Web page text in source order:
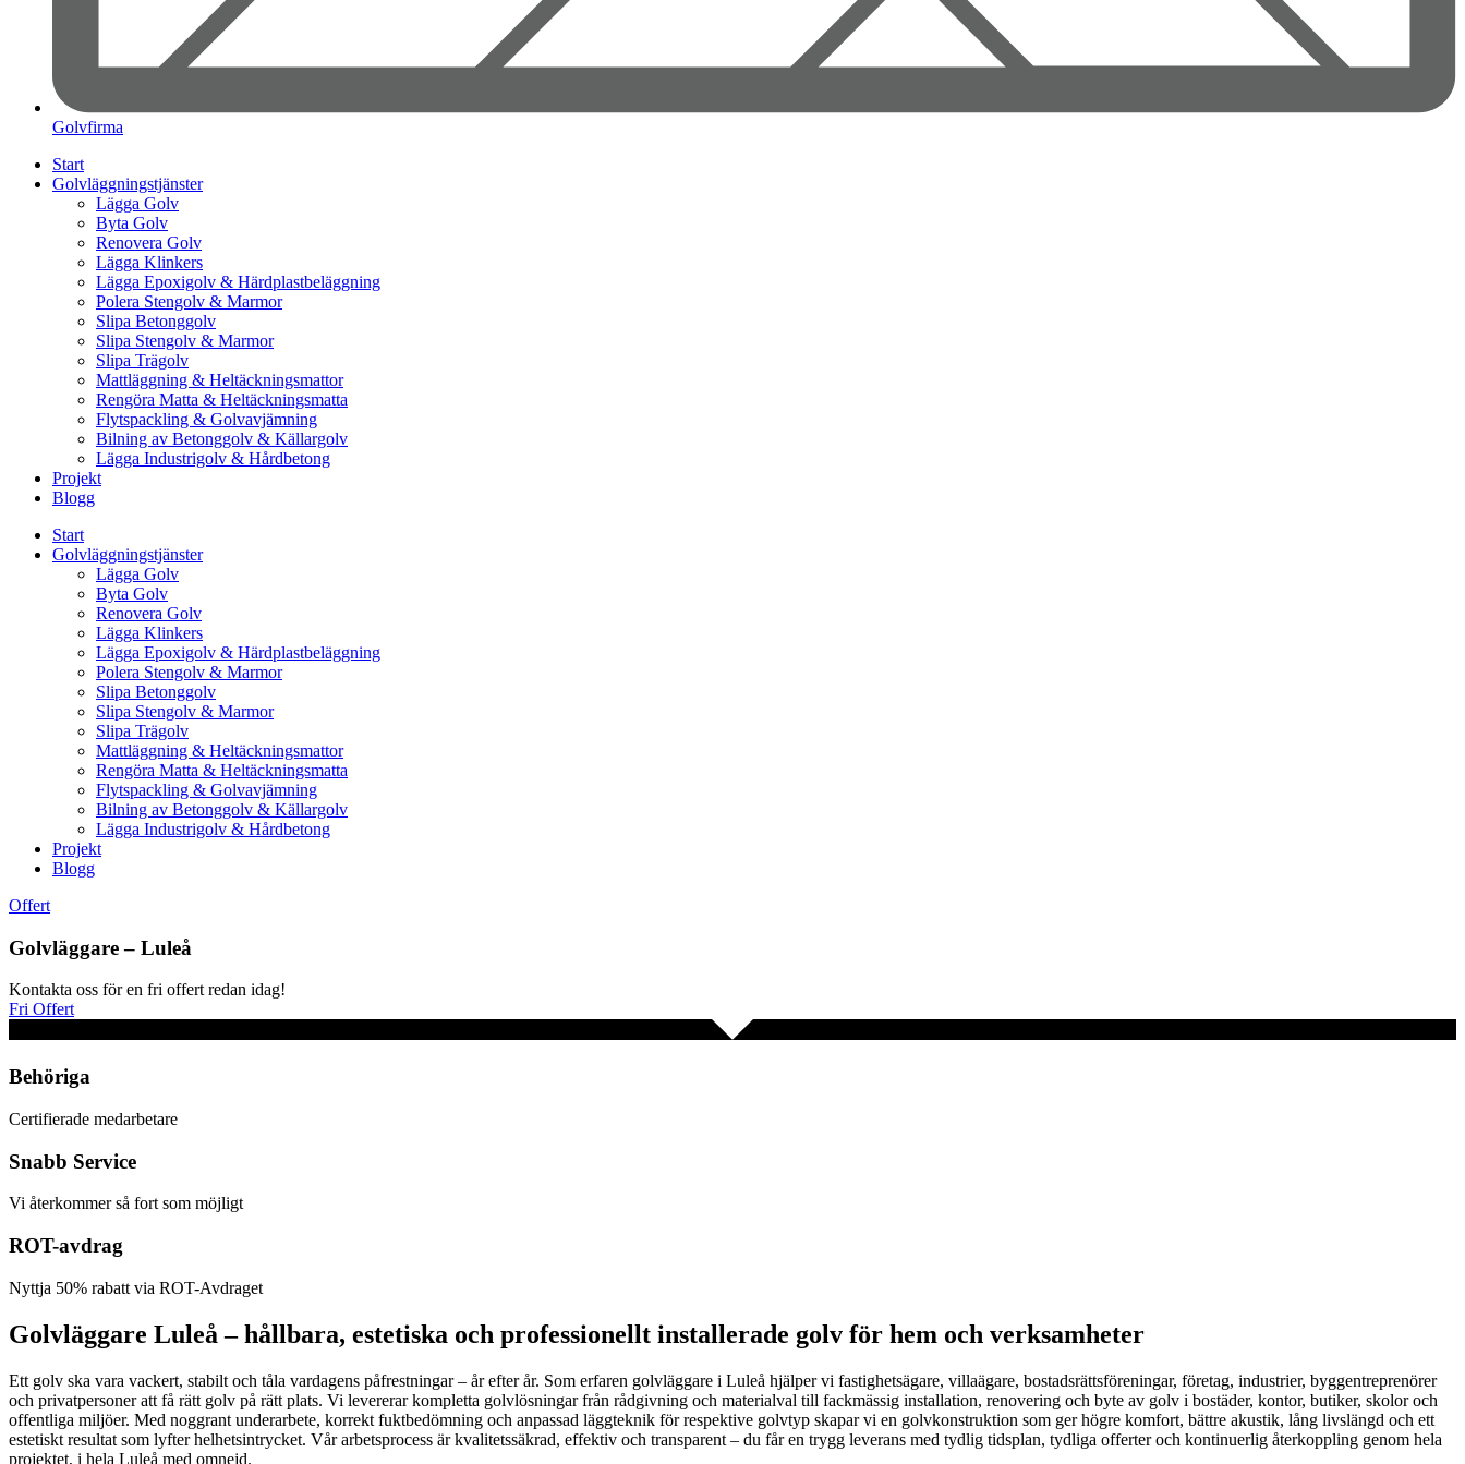
Golvfirma
Start
Golvläggningstjänster
Lägga Golv
Byta Golv
Renovera Golv
Lägga Klinkers
Lägga Epoxigolv & Härdplastbeläggning
Polera Stengolv & Marmor
Slipa Betonggolv
Slipa Stengolv & Marmor
Slipa Trägolv
Mattläggning & Heltäckningsmattor
Rengöra Matta & Heltäckningsmatta
Flytspackling & Golvavjämning
Bilning av Betonggolv & Källargolv
Lägga Industrigolv & Hårdbetong
Projekt
Blogg
Start
Golvläggningstjänster
Lägga Golv
Byta Golv
Renovera Golv
Lägga Klinkers
Lägga Epoxigolv & Härdplastbeläggning
Polera Stengolv & Marmor
Slipa Betonggolv
Slipa Stengolv & Marmor
Slipa Trägolv
Mattläggning & Heltäckningsmattor
Rengöra Matta & Heltäckningsmatta
Flytspackling & Golvavjämning
Bilning av Betonggolv & Källargolv
Lägga Industrigolv & Hårdbetong
Projekt
Blogg
Offert
Golvläggare – Luleå
Kontakta oss för en fri offert redan idag!
Fri Offert
Behöriga
Certifierade medarbetare
Snabb Service
Vi återkommer så fort som möjligt
ROT-avdrag
Nyttja 50% rabatt via ROT-Avdraget
Golvläggare Luleå – hållbara, estetiska och professionellt installerade golv för hem och verksamheter
Ett golv ska vara vackert, stabilt och tåla vardagens påfrestningar – år efter år. Som erfaren golvläggare i Luleå hjälper vi fastighetsägare, villaägare, bostadsrättsföreningar, företag, industrier, byggentreprenörer
och privatpersoner att få rätt golv på rätt plats. Vi levererar kompletta golvlösningar från rådgivning och materialval till fackmässig installation, renovering och byte av golv i bostäder, kontor, butiker, skolor och
offentliga miljöer. Med noggrant underarbete, korrekt fuktbedömning och anpassad läggteknik för respektive golvtyp skapar vi en golvkonstruktion som ger högre komfort, bättre akustik, lång livslängd och ett
estetiskt resultat som lyfter helhetsintrycket. Vår arbetsprocess är kvalitetssäkrad, effektiv och transparent – du får en trygg leverans med tydlig tidsplan, tydliga offerter och kontinuerlig återkoppling genom hela
projektet, i hela Luleå med omnejd.